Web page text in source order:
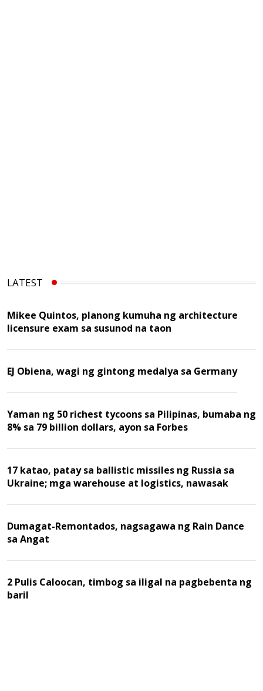
LATEST
Mikee Quintos, planong kumuha ng architecture
licensure exam sa susunod na taon
EJ Obiena, wagi ng gintong medalya sa Germany
Yaman ng 50 richest tycoons sa Pilipinas, bumaba ng
8% sa 79 billion dollars, ayon sa Forbes
17 katao, patay sa ballistic missiles ng Russia sa
Ukraine; mga warehouse at logistics, nawasak
Dumagat-Remontados, nagsagawa ng Rain Dance
sa Angat
2 Pulis Caloocan, timbog sa iligal na pagbebenta ng
baril